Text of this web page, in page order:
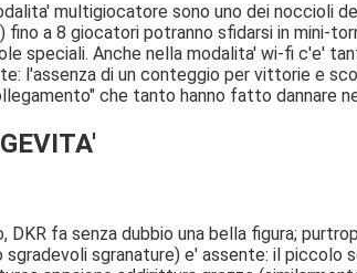
multigiocatore sono uno dei noccioli
fino a 8 giocatori potranno sfidarsi in mini-
speciali. Anche nella modalita' wi-fi c'e'
l'assenza di un conteggio per vittorie e
che tanto hanno fatto dannare
DKR fa senza dubbio una bella figura;
sgradevoli sgranature) e' assente: il